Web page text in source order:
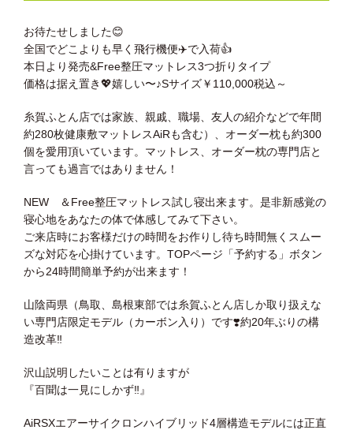
お待たせしました😊
全国でどこよりも早く飛行機便✈️で入荷👍
本日より発売&Free整圧マットレス3つ折りタイプ
価格は据え置き💖嬉しい〜♪Sサイズ￥110,000税込～
糸賀ふとん店では家族、親戚、職場、友人の紹介などで年間
約280枚健康敷マットレスAiRも含む）、オーダー枕も約300
個を愛用頂いています。マットレス、オーダー枕の専門店と
言っても過言ではありません！
NEW ＆Free整圧マットレス試し寝出来ます。是非新感覚の
寝心地をあなたの体で体感してみて下さい。
ご来店時にお客様だけの時間をお作りし待ち時間無くスムー
ズな対応を心掛けています。TOPページ「予約する」ボタン
から24時間簡単予約が出来ます！
山陰両県（鳥取、島根東部では糸賀ふとん店しか取り扱えな
い専門店限定モデル（カーボン入り）です❣️約20年ぶりの構
造改革‼️
沢山説明したいことは有りますが
『百聞は一見にしかず‼️ 』
AiRSXエアーサイクロンハイブリッド4層構造モデルには正直